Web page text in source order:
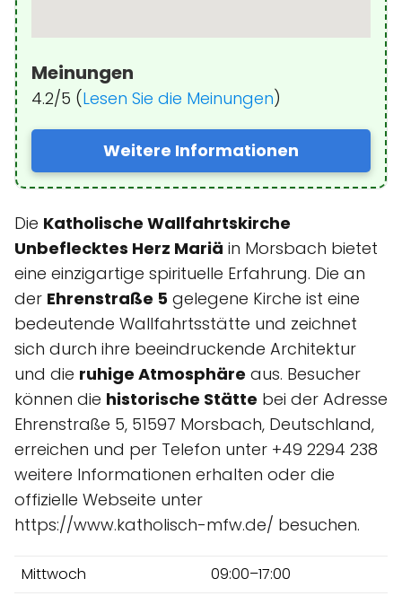
Meinungen
4.2/5 (Lesen Sie die Meinungen)
Weitere Informationen
Die Katholische Wallfahrtskirche
Unbeflecktes Herz Mariä in Morsbach bietet
eine einzigartige spirituelle Erfahrung. Die an
der Ehrenstraße 5 gelegene Kirche ist eine
bedeutende Wallfahrtsstätte und zeichnet
sich durch ihre beeindruckende Architektur
und die ruhige Atmosphäre aus. Besucher
können die historische Stätte bei der Adresse
Ehrenstraße 5, 51597 Morsbach, Deutschland,
erreichen und per Telefon unter +49 2294 238
weitere Informationen erhalten oder die
offizielle Webseite unter
https://www.katholisch-mfw.de/ besuchen.
Mittwoch
09:00–17:00